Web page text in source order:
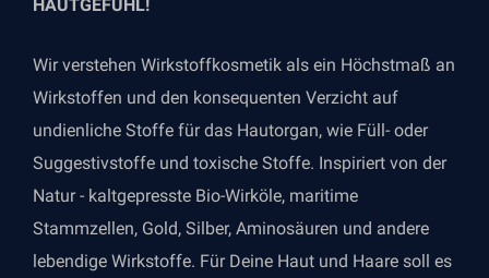
HAUTGEFÜHL!
Wir verstehen Wirkstoffkosmetik als ein Höchstmaß an
Wirkstoffen und den konsequenten Verzicht auf
undienliche Stoffe für das Hautorgan, wie Füll- oder
Suggestivstoffe und toxische Stoffe. Inspiriert von der
Natur - kaltgepresste Bio-Wirköle, maritime
Stammzellen, Gold, Silber, Aminosäuren und andere
lebendige Wirkstoffe. Für Deine Haut und Haare soll es